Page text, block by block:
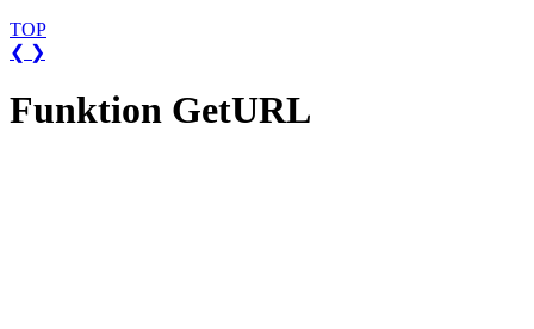
TOP
❮ ❯
Funktion GetURL